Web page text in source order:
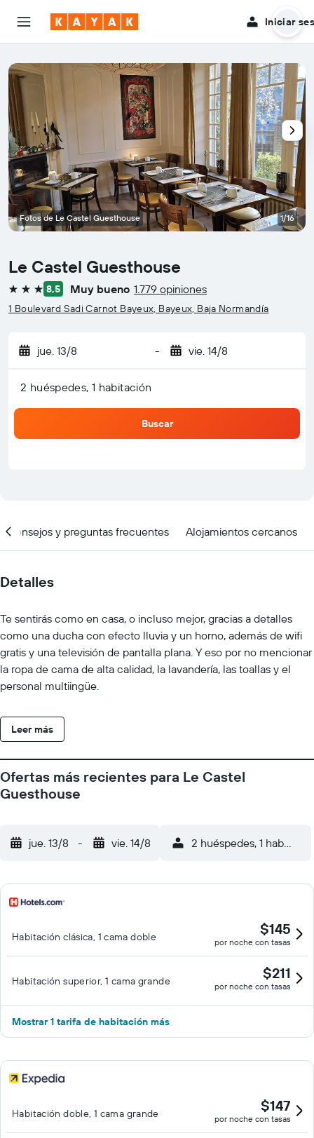
Iniciar
Le Castel Guesthouse
3 estrellas
8,5 Muy bueno 1.779 opiniones
1 Boulevard Sadi Carnot Bayeux, Bayeux, Baja Normandía
jue. 13/8 - vie. 14/8
2 huéspedes, 1 habitación
Buscar
Fotos de Le Castel Guesthouse 1/16
Consejos y preguntas frecuentes Alojamientos cercanos
Detalles
Te sentirás como en casa, o incluso mejor, gracias a detalles
como una ducha con efecto lluvia y un horno, además de wifi
gratis y una televisión de pantalla plana. Y eso por no mencionar
la ropa de cama de alta calidad, la lavandería, las toallas y el
personal multiingüe.
Leer más
Ofertas más recientes para Le Castel
Guesthouse
jue. 13/8 - vie. 14/8 2 huéspedes, 1
Habitación clásica, 1 cama doble $145
por noche con tasas
Habitación superior, 1 cama grande $211
por noche con tasas
Mostrar 1 tarifa de habitación más
Habitación doble, 1 cama grande $147
por noche con tasas